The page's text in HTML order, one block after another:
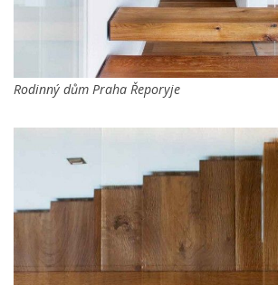
Rodinný dům Praha Řeporyje